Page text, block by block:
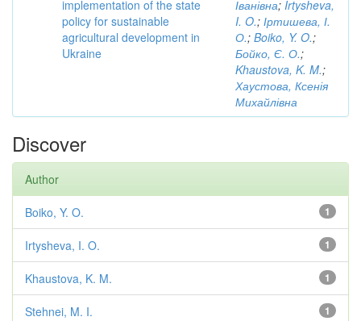
implementation of the state
policy for sustainable
agricultural development in
Ukraine
Іванівна; Irtysheva,
I. O.; Іртишева, І.
О.; Boiko, Y. O.;
Бойко, Є. О.;
Khaustova, K. M.;
Хаустова, Ксенія
Михайлівна
Discover
Author
1
Boiko, Y. O.
1
Irtysheva, I. O.
1
Khaustova, K. M.
1
Stehnei, M. I.